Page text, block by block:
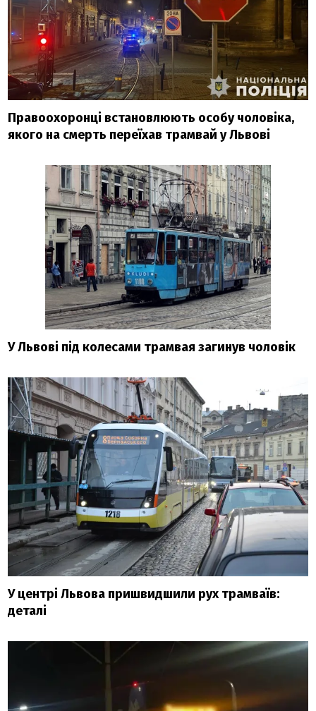
Правоохоронці встановлюють особу чоловіка,
якого на смерть переїхав трамвай у Львові
У Львові під колесами трамвая загинув чоловік
У центрі Львова пришвидшили рух трамваїв:
деталі